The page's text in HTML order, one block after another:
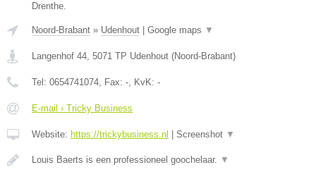
Drenthe.
Noord-Brabant » Udenhout Google maps ▼
Langenhof 44, 5071 TP Udenhout (Noord-Brabant)
Tel: 0654741074, Fax: -, KvK: -
E-mail › Tricky Business
Website: https://trickybusiness.nl Screenshot ▼
Louis Baerts is een professioneel goochelaar. ▼